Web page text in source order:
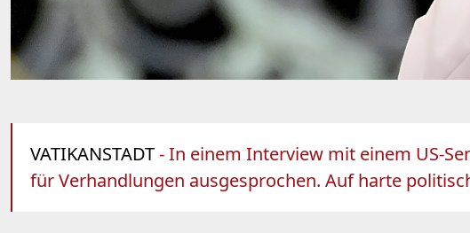
VATIKANSTADT- In einem Interview mit einem US-
für Verhandlungen ausgesprochen. Auf harte